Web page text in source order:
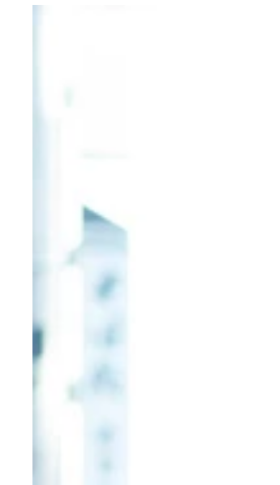
ダイエットに挫折してばかりの２
プロジェクションマッピングされ
“蝶のように舞い、蜂のように刺す